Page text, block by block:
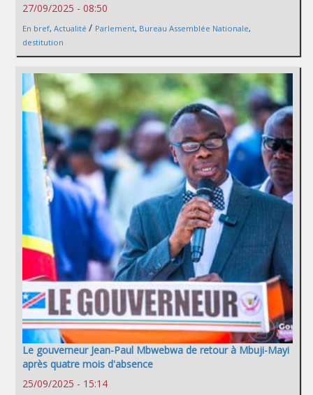
27/09/2025 - 08:50
En bref, Actualité / Parlement, Bureau Assemblée Nationale,
destitution
Le gouverneur Jean-Paul Mbwebwa de retour à Mbuji-Mayi
après quatre mois d'absence
25/09/2025 - 15:14